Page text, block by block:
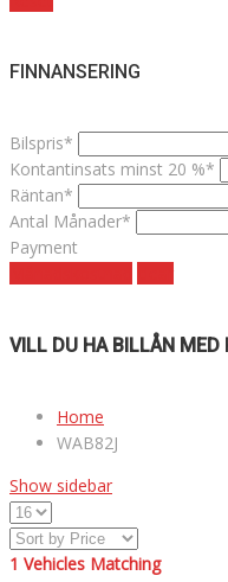
FINNANSERING
Bilspris*
Kontantinsats minst 20 %*
Räntan*
Antal Månader*
Payment
VILL DU HA BILLÅN MED
Home
WAB82J
Show sidebar
1 Vehicles Matching